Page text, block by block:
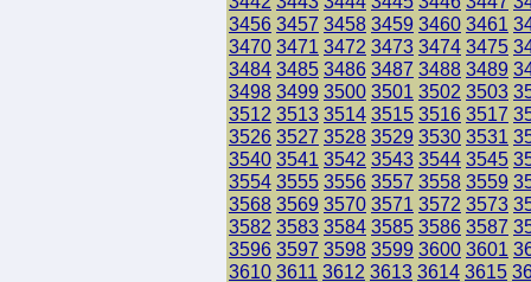
3456 3457 3458 3459 3460 3461
3470 3471 3472 3473 3474 3475
3484 3485 3486 3487 3488 3489
3498 3499 3500 3501 3502 3503
3512 3513 3514 3515 3516 3517
3526 3527 3528 3529 3530 3531
3540 3541 3542 3543 3544 3545
3554 3555 3556 3557 3558 3559
3568 3569 3570 3571 3572 3573
3582 3583 3584 3585 3586 3587
3596 3597 3598 3599 3600 3601
3610 3611 3612 3613 3614 3615